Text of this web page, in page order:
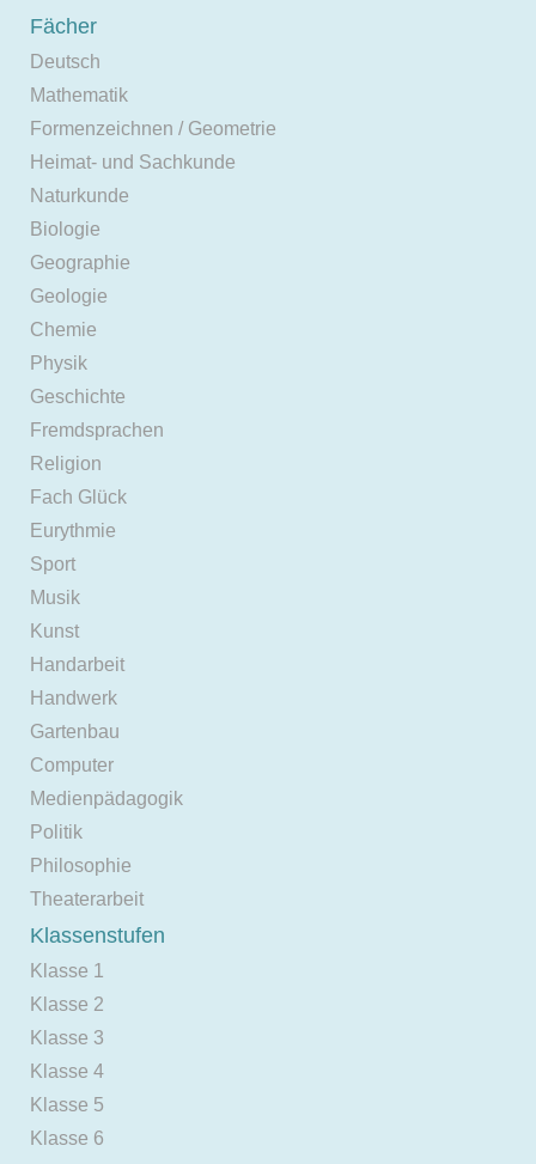
Fächer
Deutsch
Mathematik
Formenzeichnen / Geometrie
Heimat- und Sachkunde
Naturkunde
Biologie
Geographie
Geologie
Chemie
Physik
Geschichte
Fremdsprachen
Religion
Fach Glück
Eurythmie
Sport
Musik
Kunst
Handarbeit
Handwerk
Gartenbau
Computer
Medienpädagogik
Politik
Philosophie
Theaterarbeit
Klassenstufen
Klasse 1
Klasse 2
Klasse 3
Klasse 4
Klasse 5
Klasse 6